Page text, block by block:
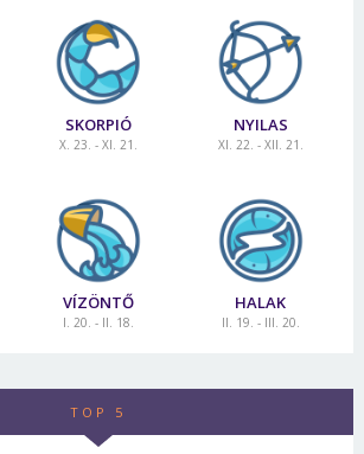
SKORPIÓ
X. 23. - XI. 21.
NYILAS
XI. 22. - XII. 21.
VÍZÖNTŐ
I. 20. - II. 18.
HALAK
II. 19. - III. 20.
TOP 5